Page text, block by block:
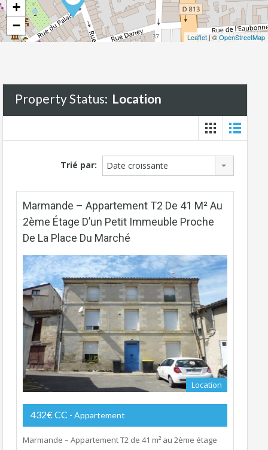
+
−
Leaflet | ©OpenStreetMap
Property Status: Location
Trié par: Date croissante
Marmande – Appartement T2 De 41 M² Au
2ème Étage D’un Petit Immeuble Proche
De La Place Du Marché
Location
432€ CC - Appartement
Marmande – Appartement T2 de 41 m² au 2ème étage